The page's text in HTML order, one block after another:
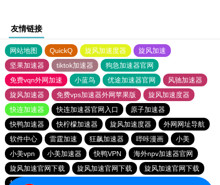
友情链接
网站地图 QuickQ 旋风加速度器
旋风加速
坚果加速器
tiktok加速器
狗急加速器官网
免费vqn外网加速
小蓝鸟 优途加速器官网
风驰加速器
旋风加速器
免费vps加速器外网苹果版
旋风加速度器
快连加速器
快连加速器官网入口
原子加速器
快鸭加速器
快柠檬加速器 旋风加速度器
外网网址导航
软件中心
雷霆加速 狂飙加速器 哔咔漫画
小美
小美vpn
小美加速器 快鸭VPN
海外npv加速器官网
旋风加速官网下载
旋风加速官网下载
旋风加速官网下载
旋风加速官网下载